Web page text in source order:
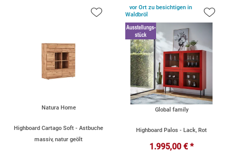
Natura Home
Highboard Cartago Soft - Astbuche
massiv, natur geölt
vor Ort zu besichtigen in
Waldbröl
Global family
Highboard Palos - Lack, Rot
1.995,00 € *